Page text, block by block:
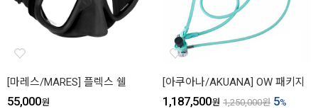
[마레스/MARES] 플렉스 쉘
55,000원
[아쿠아나/AKUANA] OW 패키지
1,187,500원 1,250,000원 5%